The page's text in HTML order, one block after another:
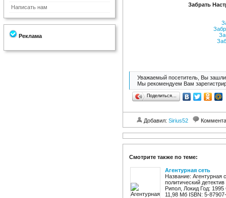
Написать нам
Реклама
Забрать
Уважаемый посетитель, Вы зашли
Мы рекомендуем Вам
Поделиться…
Добавил: Sirius52
Смотрите также по теме:
Агентурная сеть
Название: Агентурная
политический
Рипол, Локид Год:
11,98 Мб ISBN: 5-